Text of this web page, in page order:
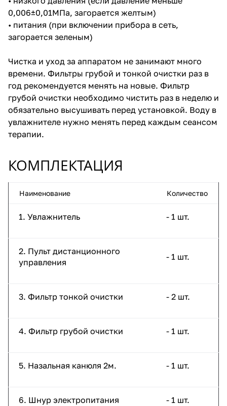
0,006±0,01МПа, загорается желтым)
• питания (при включении прибора в сеть,
загорается зеленым)
Чистка и уход за аппаратом не занимают много
времени. Фильтры грубой и тонкой очистки раз в
год рекомендуется менять на новые. Фильтр
грубой очистки необходимо чистить раз в неделю и
обязательно высушивать перед установкой. Воду в
увлажнителе нужно менять перед каждым сеансом
терапии.
КОМПЛЕКТАЦИЯ
Наименование Количество
1. Увлажнитель - 1 шт.
2. Пульт дистанционного
управления
- 1 шт.
3. Фильтр тонкой очистки - 2 шт.
4. Фильтр грубой очистки - 1 шт.
5. Назальная канюля 2м. - 1 шт.
6. Шнур электропитания - 1 шт.